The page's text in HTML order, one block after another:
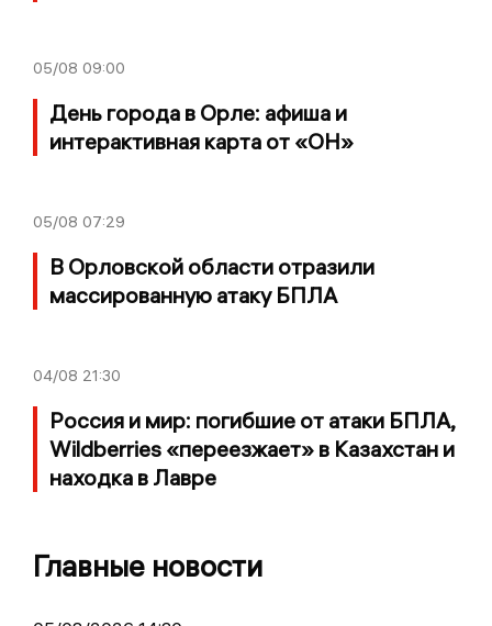
05/08 09:00
День города в Орле: афиша и
интерактивная карта от «ОН»
05/08 07:29
В Орловской области отразили
массированную атаку БПЛА
04/08 21:30
Россия и мир: погибшие от атаки БПЛА,
Wildberries «переезжает» в Казахстан и
находка в Лавре
Главные новости